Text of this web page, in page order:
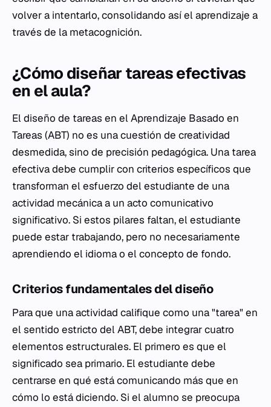
volver a intentarlo, consolidando así el aprendizaje a
través de la metacognición.
¿Cómo diseñar tareas efectivas
en el aula?
El diseño de tareas en el Aprendizaje Basado en
Tareas (ABT) no es una cuestión de creatividad
desmedida, sino de precisión pedagógica. Una tarea
efectiva debe cumplir con criterios específicos que
transforman el esfuerzo del estudiante de una
actividad mecánica a un acto comunicativo
significativo. Si estos pilares faltan, el estudiante
puede estar trabajando, pero no necesariamente
aprendiendo el idioma o el concepto de fondo.
Criterios fundamentales del diseño
Para que una actividad califique como una "tarea" en
el sentido estricto del ABT, debe integrar cuatro
elementos estructurales. El primero es que el
significado sea primario. El estudiante debe
centrarse en qué está comunicando más que en
cómo lo está diciendo. Si el alumno se preocupa